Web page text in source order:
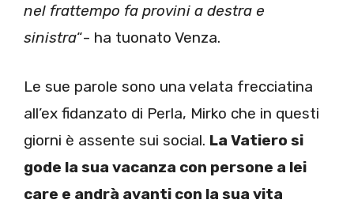
nel frattempo fa provini a destra e
sinistra“- ha tuonato Venza.
Le sue parole sono una velata frecciatina
all’ex fidanzato di Perla, Mirko che in questi
giorni è assente sui social. La Vatiero si
gode la sua vacanza con persone a lei
care e andrà avanti con la sua vita